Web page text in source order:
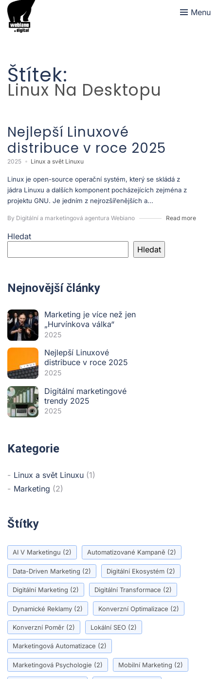
Menu
Štítek:
Linux Na Desktopu
Nejlepší Linuxové
distribuce v roce 2025
2025 Linux a svět Linuxu
Linux je open-source operační systém, který se skládá z
jádra Linuxu a dalších komponent pocházejících zejména z
projektu GNU. Je jedním z nejrozšířenějších a...
By Digitální a marketingová agentura Webiano Read more
Hledat
Hledat
Nejnovější články
Marketing je více než jen
„Hurvínkova válka“
2025
Nejlepší Linuxové
distribuce v roce 2025
2025
Digitální marketingové
trendy 2025
2025
Kategorie
Linux a svět Linuxu (1)
Marketing (2)
Štítky
AI V Marketingu (2) Automatizované Kampaně (2)
Data-Driven Marketing (2) Digitální Ekosystém (2)
Digitální Marketing (2) Digitální Transformace (2)
Dynamické Reklamy (2) Konverzní Optimalizace (2)
Konverzní Poměr (2) Lokální SEO (2)
Marketingová Automatizace (2)
Marketingová Psychologie (2) Mobilní Marketing (2)